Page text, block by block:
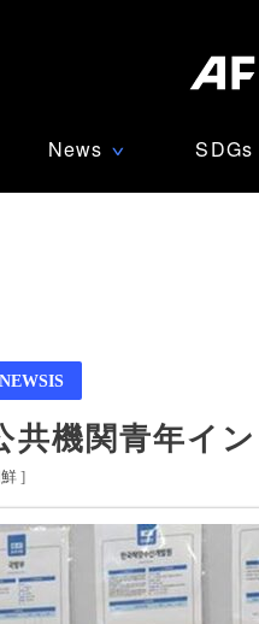
News ∨ SDGs
NEWSIS
共機関青年イ
]